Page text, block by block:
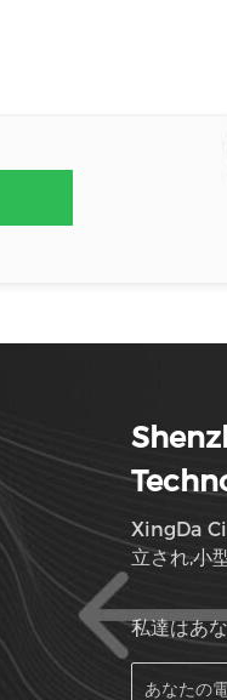
XingDa
立され,小
私達はあ